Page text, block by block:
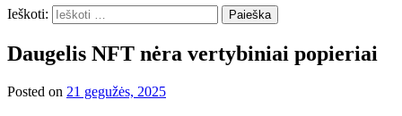
Ieškoti:
Daugelis NFT nėra vertybiniai popieriai
Posted on 21 gegužės, 2025